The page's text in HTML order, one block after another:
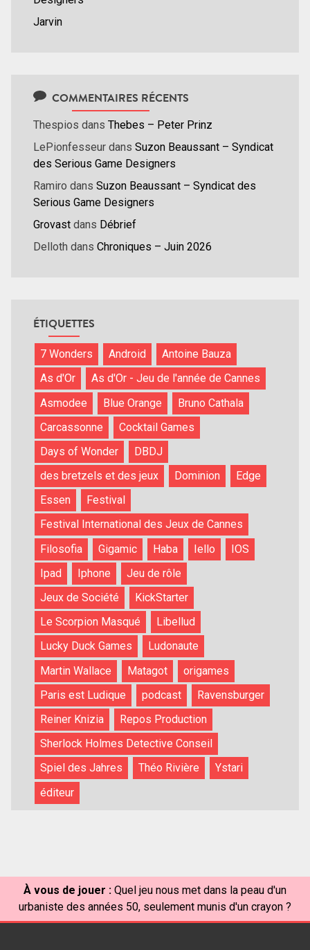
Jarvin
COMMENTAIRES RÉCENTS
Thespios dans Thebes – Peter Prinz
LePionfesseur dans Suzon Beaussant – Syndicat
des Serious Game Designers
Ramiro dans Suzon Beaussant – Syndicat des
Serious Game Designers
Grovast dans Débrief
Delloth dans Chroniques – Juin 2026
ÉTIQUETTES
7 Wonders Android
Antoine Bauza
As d'Or
As d'Or - Jeu de l'année de Cannes
Asmodee
Blue Orange
Bruno Cathala
Carcassonne
Cocktail Games
Days of Wonder
DBDJ
des bretzels et des jeux
Dominion
Edge
Essen
Festival
Festival International des Jeux de Cannes
Filosofia
Gigamic Haba Iello
IOS
Ipad
Iphone
Jeu de rôle
Jeux de Société
KickStarter
Le Scorpion Masqué
Libellud
Lucky Duck Games
Ludonaute
Martin Wallace
Matagot
origames
Paris est Ludique
podcast
Ravensburger
Reiner Knizia
Repos Production
Sherlock Holmes Detective Conseil
Spiel des Jahres
Théo Rivière
Ystari
éditeur
À vous de jouer : Quel jeu nous met dans la peau d'un
urbaniste des années 50, seulement munis d'un crayon ?